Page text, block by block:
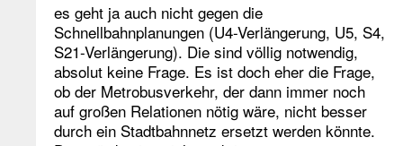
es geht ja auch nicht gegen die
Schnellbahnplanungen (U4-Verlängerung, U5, S4,
S21-Verlängerung). Die sind völlig notwendig,
absolut keine Frage. Es ist doch eher die Frage,
ob der Metrobusverkehr, der dann immer noch
auf großen Relationen nötig wäre, nicht besser
durch ein Stadtbahnnetz ersetzt werden könnte.